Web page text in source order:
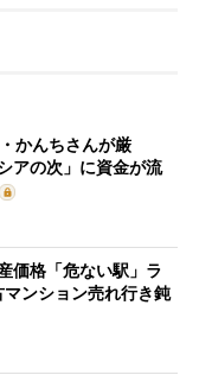
かんちさんが厳
アの次」に資金が流
価格「危ない駅」ラ
マンション売れ行き鈍